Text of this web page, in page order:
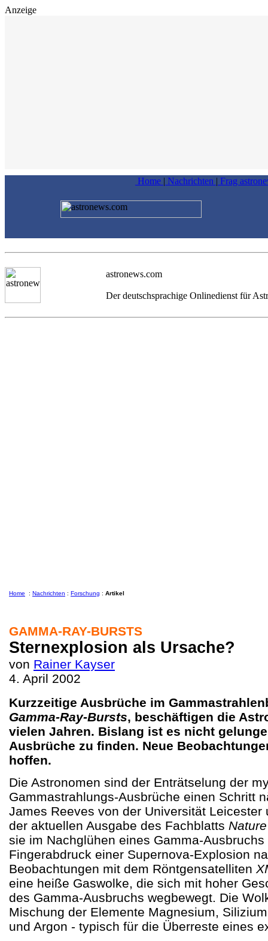
Anzeige
Home | Nachrichten | Frag
astronews.com
Der deutschsprachige Onlinedienst für
Home : Nachrichten : Forschung : Artikel
GAMMA-RAY-BURSTS
Sternexplosion als Ursache?
von Rainer Kayser
4. April 2002
Kurzzeitige Ausbrüche im
Gamma-Ray-Bursts, beschäftigen die
vielen Jahren. Bislang ist es nicht
Ausbrüche zu finden. Neue
hoffen.
Die Astronomen sind der Enträtselung der
Gammastrahlungs-Ausbrüche einen Schritt
James Reeves von der Universität Leicester
der aktuellen Ausgabe des Fachblatts Nature
sie im Nachglühen eines Gamma-
Fingerabdruck einer Supernova-Explosion
Beobachtungen mit dem Röntgensatelliten
eine heiße Gaswolke, die sich mit hoher
des Gamma-Ausbruchs wegbewegt. Die
Mischung der Elemente Magnesium,
und Argon - typisch für die Überreste eines